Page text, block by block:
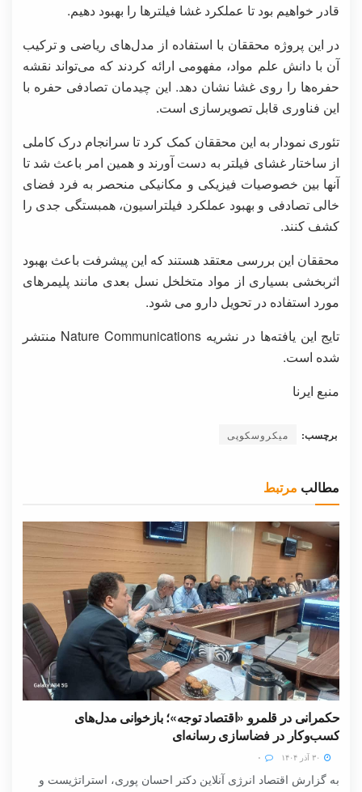
قادر خواهیم بود تا عملکرد غشا فیلترها را بهبود دهیم.
در این پروژه محققان با استفاده از مدل‌های ریاضی و ترکیب
آن با دانش علم مواد، مفهومی ارائه کردند که می‌تواند نقشه
حفره‌ها را روی غشا نشان دهد. این چیدمان تصادفی حفره با
این فناوری قابل تصویرسازی است.
تئوری نمودار به این محققان کمک کرد تا سرانجام درک کاملی
از ساختار غشای فیلتر به دست آورند و همین امر باعث شد تا
آنها بین خصوصیات فیزیکی و مکانیکی منحصر به فرد فضای
خالی تصادفی و بهبود عملکرد فیلتراسیون، همبستگی جدی را
کشف کنند.
محققان این بررسی معتقد هستند که این پیشرفت باعث بهبود
اثربخشی بسیاری از مواد متخلخل نسل بعدی مانند پلیمرهای
مورد استفاده در تحویل دارو می شود.
تایج این یافته‌ها در نشریه Nature Communications منتشر
شده است.
منبع ایرنا
برچسب: میکروسکوپی
مطالب مرتبط
حکمرانی در قلمرو «اقتصاد توجه»؛ بازخوانی مدل‌های
کسب‌وکار در فضاسازی رسانه‌ای
به گزارش اقتصاد انرژی آنلاین دکتر احسان پوری، استراتژیست و